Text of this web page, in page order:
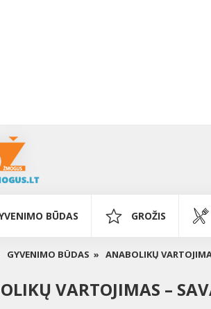
BŪDAS GROŽIS
GYVENIMO BŪDAS » ANABOLIKŲ
VARTOJIMAS –